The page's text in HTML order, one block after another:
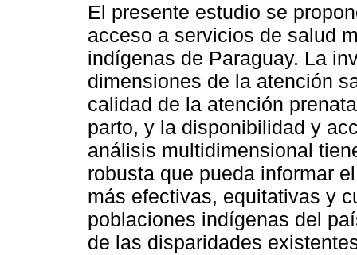
El presente estudio se
acceso a servicios de salud
indígenas de Paraguay. La
dimensiones de la atención
calidad de la atención
parto, y la disponibilidad y
análisis multidimensional
robusta que pueda informar
más efectivas, equitativas y
poblaciones indígenas del
de las disparidades